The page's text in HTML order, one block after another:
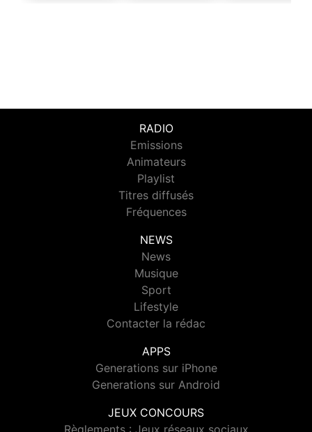
RADIO
Emissions
Animateurs
Playlist
Titres diffusés
Fréquences
NEWS
News
Musique
Sport
Lifestyle
Contacter la rédac
APPS
Generations sur iPhone
Generations sur Android
JEUX CONCOURS